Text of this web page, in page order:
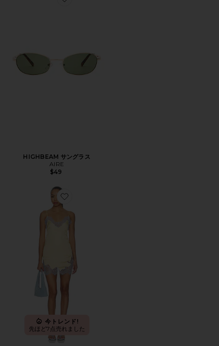
Favorite HIGHBEAM サングラス
HIGHBEAM サングラス
AIRE
$49
Favorite KOMAL ドレス
今トレンド!
先ほど7点売れました